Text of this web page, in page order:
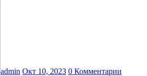
admin Окт 10, 2023 0 Комментарии